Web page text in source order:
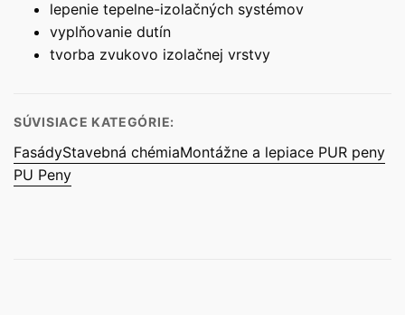
lepenie tepelne-izolačných systémov
vyplňovanie dutín
tvorba zvukovo izolačnej vrstvy
SÚVISIACE KATEGÓRIE:
FasádyStavebná chémiaMontážne a lepiace PUR peny
PU Peny